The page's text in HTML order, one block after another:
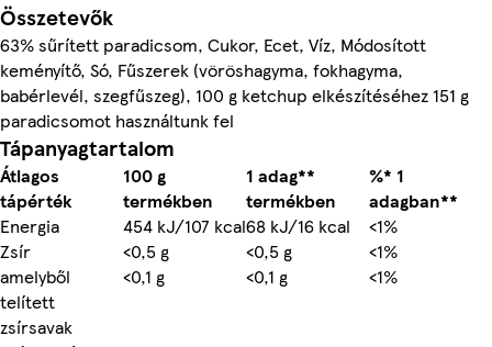
Összetevők
63% sűrített paradicsom, Cukor, Ecet, Víz, Módosított
keményítő, Só, Fűszerek (vöröshagyma, fokhagyma,
babérlevél, szegfűszeg), 100 g ketchup elkészítéséhez 151 g
paradicsomot használtunk fel
Tápanyagtartalom
Átlagos
tápérték
100 g
termékben
1 adag**
termékben
%* 1
adagban**
Energia
454 kJ/107 kcal68 kJ/16 kcal
<1%
Zsír
<0,5 g <0,5 g
<1%
amelyből
telített
zsírsavak
<0,1 g <0,1 g <1%